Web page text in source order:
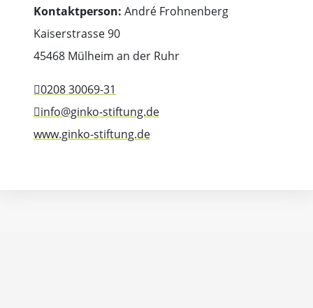
Kontaktperson: André Frohnenberg
Kaiserstrasse 90
45468 Mülheim an der Ruhr
0208 30069-31
info@ginko-stiftung.de
www.ginko-stiftung.de